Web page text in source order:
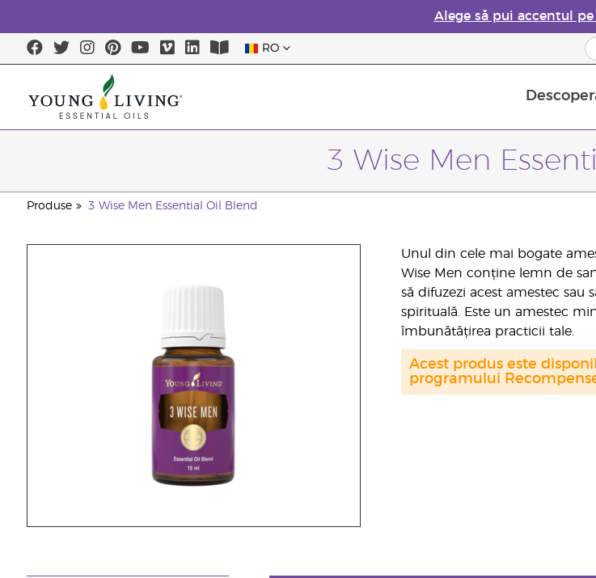
Alege să pui accentul
RO
3 Wise Men
Produse 3 Wise Men Essential Oil Blend
Unul din cele mai bogate
Wise Men conține lemn de
să difuzezi acest amestec
spirituală. Este un amestec
îmbunătățirea practicii tale.
Acest produs este
programului